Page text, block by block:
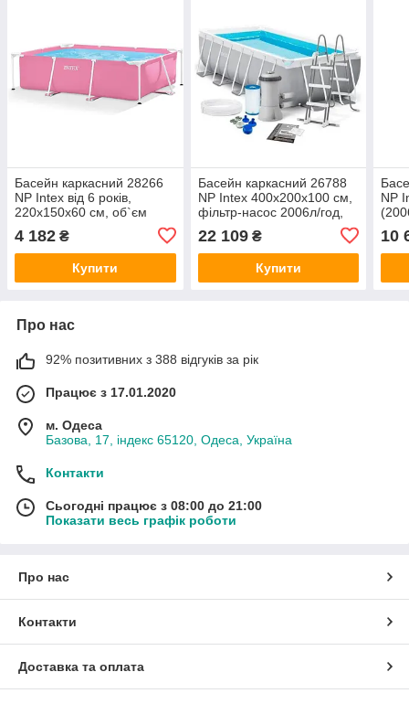
Басейн каркасний 28266
NP Intex від 6 років,
220х150х60 см, об`єм
4 182 ₴
Купити
Басейн каркасний 26788
NP Intex 400х200х100 см,
фільтр-насос 2006л/год,
22 109₴
Купити
NP
10
Про нас
92% позитивних з 388 відгуків за рік
Працює з 17.01.2020
м. Одеса
Базова, 17, індекс 65120, Одеса, Україна
Контакти
Сьогодні працює з 08:00 до 21:00
Показати весь графік роботи
Про нас
Контакти
Доставка та оплата